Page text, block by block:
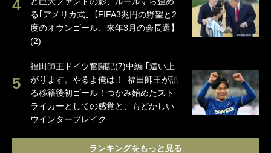
る｢アメリカ式｣【FIFA3兆円の野望と2
度のオウンゴール、来年3月の会長選】
(2)
福田師王ドイツ奮闘記(7)中編 ｢這い上
がります。やるよ俺は！｣福田師王が語
る移籍後初ゴール！つかみ始めたスト
ライカーとしての感覚と、もどかしい
ウインターブレイク
ランキングをもっと見る